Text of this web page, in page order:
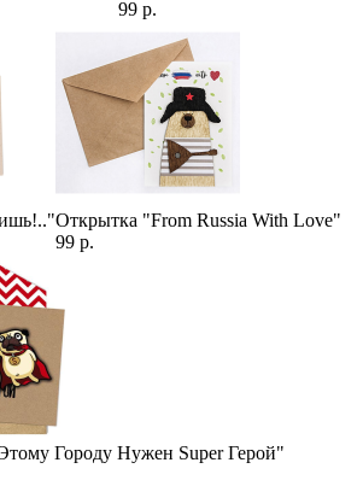
99 р.
Открытка "From Russia With Love"
99 р.
Городу Нужен Super Герой"